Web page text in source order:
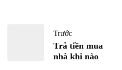
Trước
Trả tiền mua
nhà khi nào